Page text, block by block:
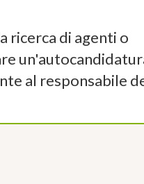
ricerca di agenti o
al responsabile